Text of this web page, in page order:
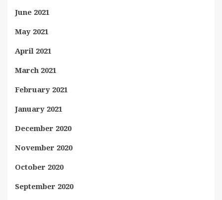
June 2021
May 2021
April 2021
March 2021
February 2021
January 2021
December 2020
November 2020
October 2020
September 2020